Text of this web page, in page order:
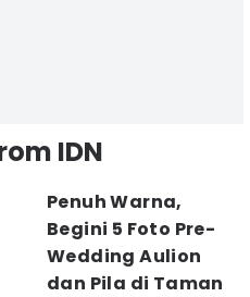
IDN
Penuh Warna,
Begini 5 Foto Pre-
Wedding Aulion
dan Pila di Taman